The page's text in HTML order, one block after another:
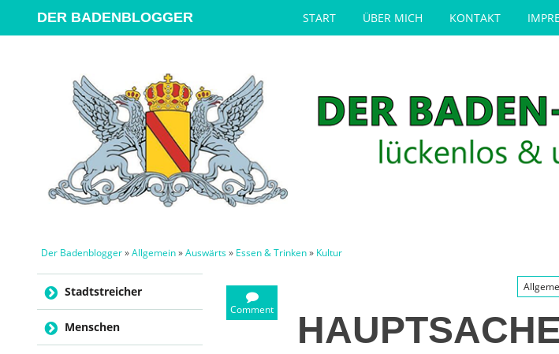
DER BADENBLOGGER START ÜBER MICH KONTAKT
Der Badenblogger»Allgemein»Auswärts» Essen & Trinken» Kultur
Comment
Stadtstreicher
Menschen